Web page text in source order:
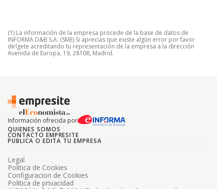
(1) La información de la empresa procede de la base de datos de
INFORMA D&B S.A. (SME) Si aprecias que existe algún error por favor
dirígete acreditando tu representación de la empresa a la dirección
Avenida de Europa, 19, 28108, Madrid.
Información ofrecida por
QUIENES SOMOS
CONTACTO EMPRESITE
PUBLICA O EDITA TU EMPRESA
Legal
Politica de Cookies
Configuracion de Cookies
Politica de privacidad